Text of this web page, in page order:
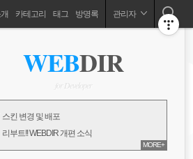
카테고리 태그 방명록 관리자
WEBDIR
for Developer
스킨 변경 및 배포
리부트!! WEBDIR 개편 소식
오픈!! WEBDIR 블로그 소개
MORE+